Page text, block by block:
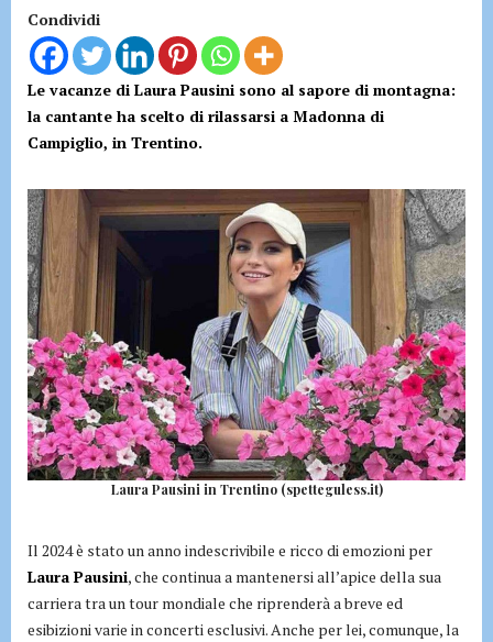
Condividi
Le vacanze di Laura Pausini sono al sapore di montagna:
la cantante ha scelto di rilassarsi a Madonna di
Campiglio, in Trentino.
Laura Pausini in Trentino (spetteguless.it)
Il 2024 è stato un anno indescrivibile e ricco di emozioni per
Laura Pausini, che continua a mantenersi all’apice della sua
carriera tra un tour mondiale che riprenderà a breve ed
esibizioni varie in concerti esclusivi. Anche per lei, comunque, la